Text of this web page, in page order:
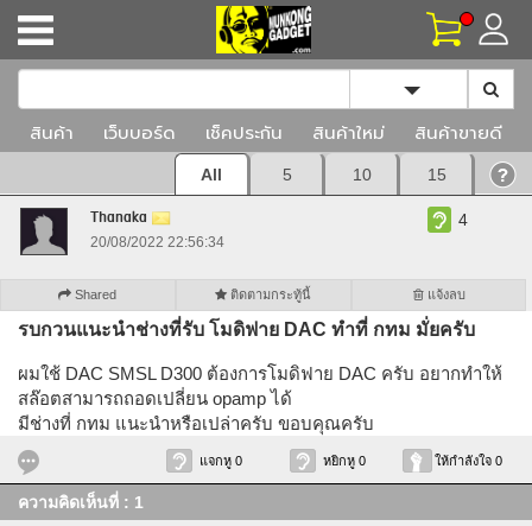
Toggle
สินค้า เว็บบอร์ด เช็คประกัน สินค้าใหม่ สินค้าขายดี
All 5 10 15
Thanaka
20/08/2022 22:56:34
4
Shared ติดตามกระทู้นี้ แจ้งลบ
รบกวนแนะนำช่างที่รับ โมดิฟาย DAC ทำที่ กทม มั่ยครับ
ผมใช้ DAC SMSL D300 ต้องการโมดิฟาย DAC ครับ อยากทำให้
สล๊อตสามารถถอดเปลี่ยน opamp ได้
มีช่างที่ กทม แนะนำหรือเปล่าครับ ขอบคุณครับ
แจกหู 0 หยิกหู 0 ให้กำลังใจ 0
ความคิดเห็นที่ : 1